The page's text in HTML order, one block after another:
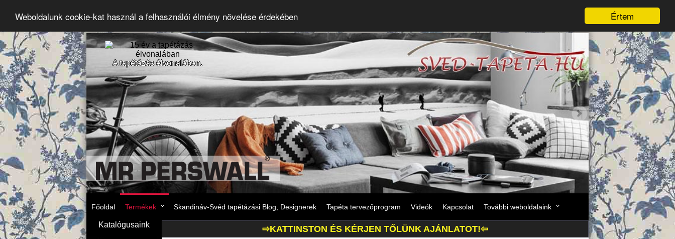
Értem
Weboldalunk cookie-kat használ a felhasználói élmény növelése érdekében
A tapétázás élvonalában.
Főoldal Termékek Skandináv-Svéd tapétázási Blog, Designerek Tapéta tervezőprogram Videók Kapcsolat További weboldalaink
Katalógusaink ⇨KATTINSTON ÉS KÉRJEN TŐLÜNK AJÁNLATOT!⇦